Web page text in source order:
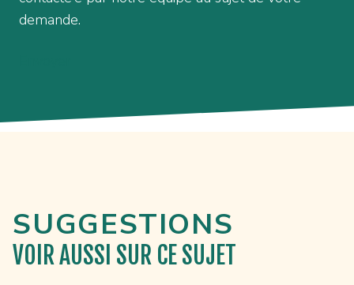
demande.
SUGGESTIONS
VOIR AUSSI SUR CE SUJET